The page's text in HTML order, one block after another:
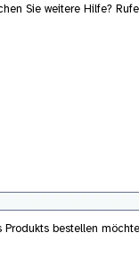
Sie weitere Hilfe?
Produkts bestellen